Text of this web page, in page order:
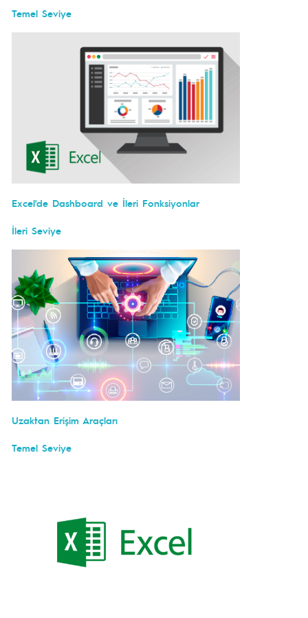
Temel Seviye
Excel'de Dashboard ve İleri Fonksiyonlar
İleri Seviye
Uzaktan Erişim Araçları
Temel Seviye